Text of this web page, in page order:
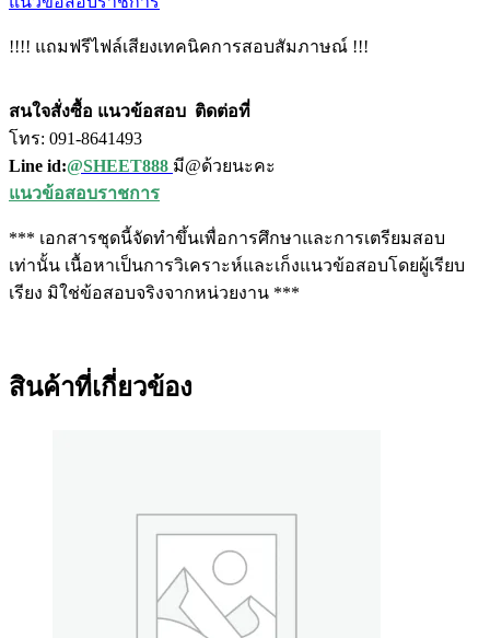
!!!! แถมฟรีไฟล์เสียงเทคนิคการสอบสัมภาษณ์ !!!
สนใจสั่งซื้อ แนวข้อสอบ ติดต่อที่
โทร: 091-8641493
Line id:@SHEET888 มี@ด้วยนะคะ
แนวข้อสอบราชการ
*** เอกสารชุดนี้จัดทำขึ้นเพื่อการศึกษาและการเตรียมสอบ
เท่านั้น เนื้อหาเป็นการวิเคราะห์และเก็งแนวข้อสอบโดยผู้เรียบ
เรียง มิใช่ข้อสอบจริงจากหน่วยงาน ***
สินค้าที่เกี่ยวข้อง